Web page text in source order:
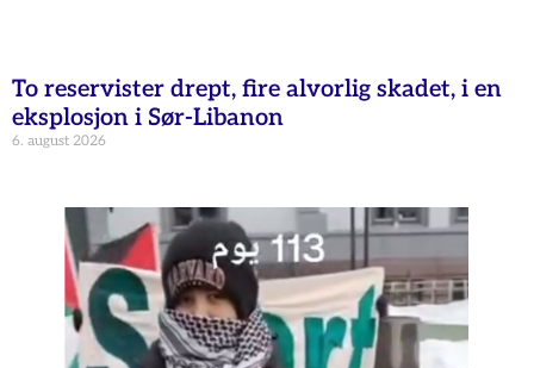
To reservister drept, fire alvorlig skadet, i en
eksplosjon i Sør-Libanon
6. august 2026